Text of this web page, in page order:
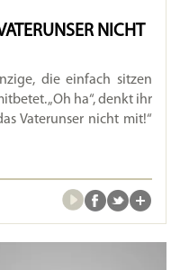
NICHT
die einfach sitzen
„Oh ha“, denkt ihr
Vaterunser nicht mit!“